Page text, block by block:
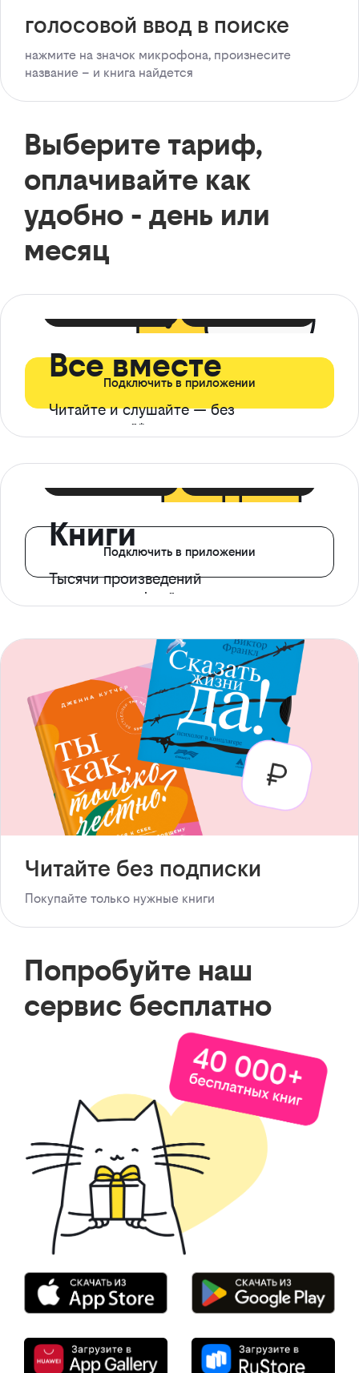
голосовой ввод в поиске
нажмите на значок микрофона, произнесите
название – и книга найдется
Выберите тариф,
оплачивайте как
удобно - день или
месяц
Все вместе
Читайте и слушайте — без
ограничений*
Подключить в приложении
Книги
Тысячи произведений
с доступом офлайн
Подключить в приложении
Читайте без подписки
Покупайте только нужные книги
Попробуйте наш
сервис бесплатно